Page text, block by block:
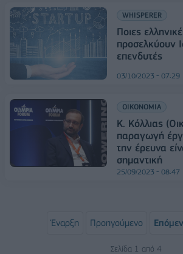
WHISPERER
Ποιες
προσελκύουν
επενδυτές
03/10/2023 - 07:29
ΟΙΚΟΝΟΜΙΑ
K. Κόλλιας
παραγωγή
την έρευνα
σημαντική
25/09/2023 - 08:47
Έναρξη Προηγούμενο
Σελίδα 1 από 4